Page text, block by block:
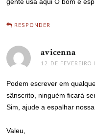
RESPONDER
avicenna
12 DE
Podem escrever em
sânscrito, ninguém ficará
Sim, ajude a espalhar
Valeu,